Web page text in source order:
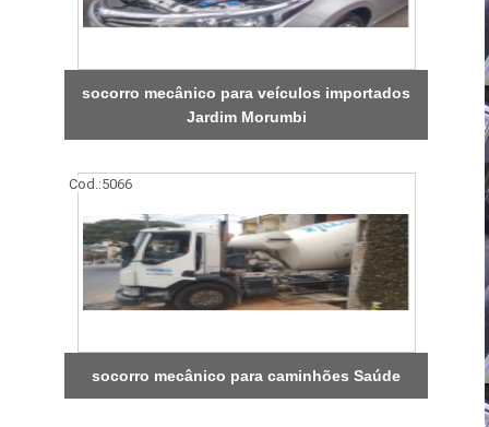
socorro mecânico para veículos importados
Jardim Morumbi
Cod.:5066
socorro mecânico para caminhões Saúde